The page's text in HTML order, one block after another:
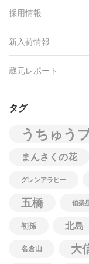
採用情報
新入荷情報
蔵元レポート
タグ
うちゅう
まんさくの花
グレンアラヒー
五橋
伯楽
初孫 北島
名倉山 大